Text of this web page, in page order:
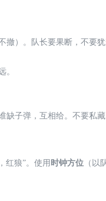
撤）。队长要果断，不要犹
。
缺子弹，互相给。不要私
红狼”。使用 时钟方位 （以